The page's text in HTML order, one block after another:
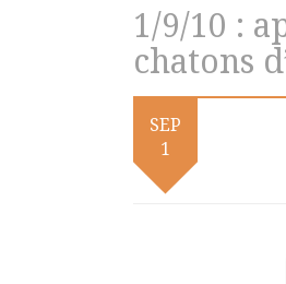
1/9/10 :
chatons
SEP
1